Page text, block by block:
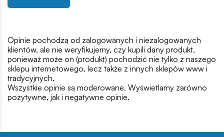
Opinie pochodzą od zalogowanych i niezalogowanych
klientów, ale nie weryfikujemy, czy kupili dany produkt,
ponieważ może on (produkt) pochodzić nie tylko z naszego
sklepu internetowego, lecz także z innych sklepów www i
tradycyjnych.
Wszystkie opinie są moderowane. Wyświetlamy zarówno
pozytywne, jak i negatywne opinie.